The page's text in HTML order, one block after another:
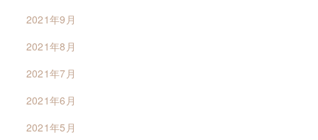
2021年9月
2021年8月
2021年7月
2021年6月
2021年5月